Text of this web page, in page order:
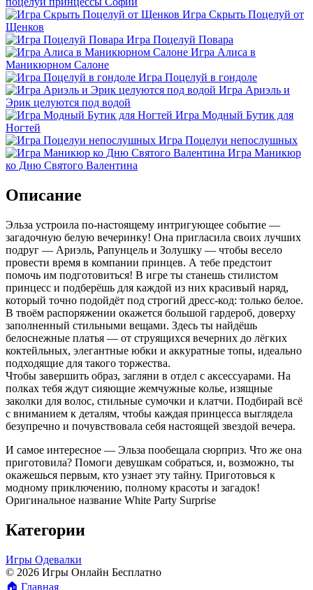
Игра Скрыть Поцелуй от
Щенков
Игра Поцелуй Повара
Игра Алиса в
Маникюрном Салоне
Игра Поцелуй в гондоле
Игра Ариэль и
Эрик целуются под водой
Игра Модный Бутик для
Ногтей
Игра Поцелуи непослушных
Игра Маникюр
ко Дню Святого Валентина
Описание
Эльза устроила по-настоящему интригующее событие —
загадочную белую вечеринку! Она пригласила своих лучших
подруг — Ариэль, Рапунцель и Золушку — чтобы весело
провести время в компании принцев. А тебе предстоит
помочь им подготовиться! В игре ты станешь стилистом
принцесс и подберёшь для каждой из них красивый наряд,
который точно подойдёт под строгий дресс-код: только белое.
В твоём распоряжении окажется большой гардероб, доверху
заполненный стильными вещами. Здесь ты найдёшь
белоснежные платья — от струящихся вечерних до лёгких
коктейльных, элегантные юбки и аккуратные топы, идеально
подходящие для такого торжества.
Чтобы завершить образ, загляни в отдел с аксессуарами. На
полках тебя ждут сияющие жемчужные колье, изящные
заколки для волос, стильные сумочки и клатчи. Подбирай всё
с вниманием к деталям, чтобы каждая принцесса выглядела
безупречно и почувствовала себя настоящей звездой вечера.
И самое интересное — Эльза пообещала сюрприз. Что же она
приготовила? Помоги девушкам собраться, и, возможно, ты
окажешься первым, кто узнает эту тайну. Приготовься к
модному приключению, полному красоты и загадок!
Оригинальное название White Party Surprise
Категории
Игры Одевалки
© 2026 Игры Онлайн Бесплатно
🏠 Главная